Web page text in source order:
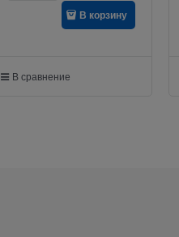
В корзину
В сравнение